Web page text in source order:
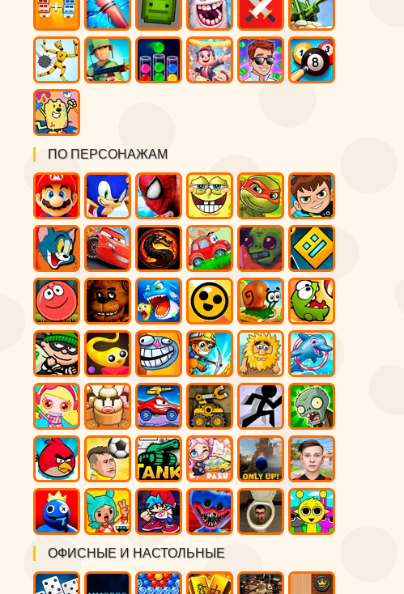
ПО ПЕРСОНАЖАМ
ОФИСНЫЕ И НАСТОЛЬНЫЕ